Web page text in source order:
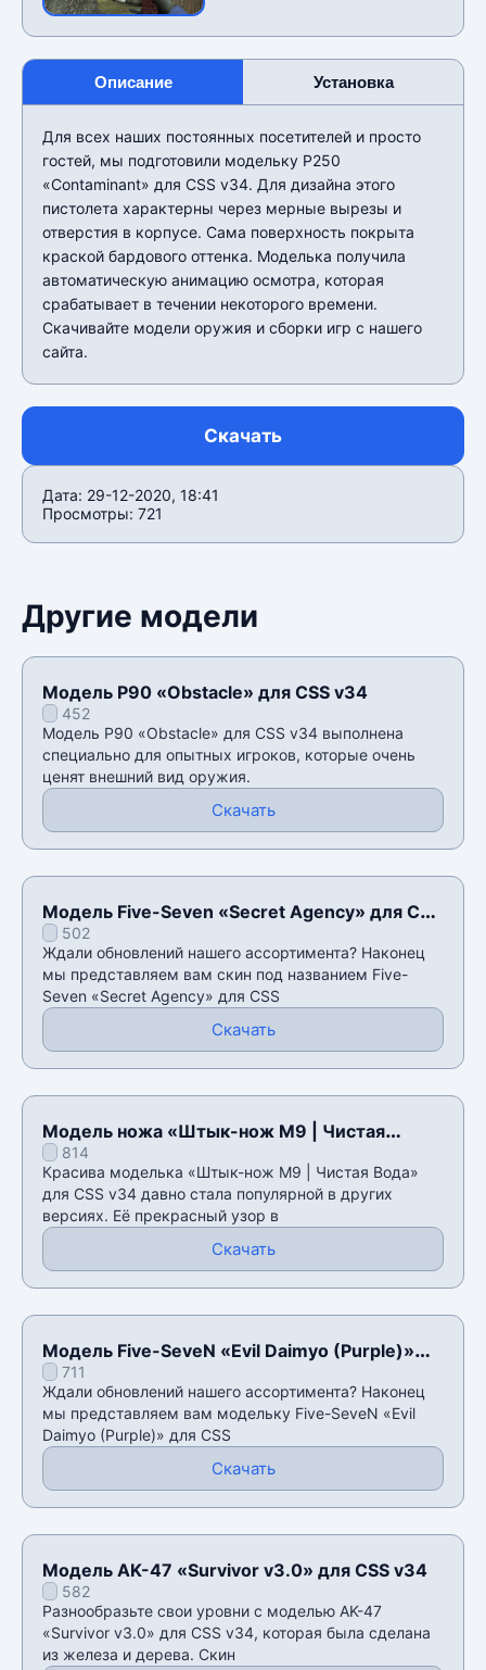
Описание Установка
Для всех наших постоянных посетителей и просто
гостей, мы подготовили модельку P250
«Contaminant» для CSS v34. Для дизайна этого
пистолета характерны через мерные вырезы и
отверстия в корпусе. Сама поверхность покрыта
краской бардового оттенка. Моделька получила
автоматическую анимацию осмотра, которая
срабатывает в течении некоторого времени.
Скачивайте модели оружия и сборки игр с нашего
сайта.
Скачать
Дата: 29-12-2020, 18:41
Просмотры: 721
Другие модели
Модель P90 «Obstacle» для CSS v34
452
Модель P90 «Obstacle» для CSS v34 выполнена
специально для опытных игроков, которые очень
ценят внешний вид оружия.
Скачать
Модель Five-Seven «Secret Agency» для CSS
v34502
Ждали обновлений нашего ассортимента? Наконец
мы представляем вам скин под названием Five-
Seven «Secret Agency» для CSS
Скачать
Модель ножа «Штык-нож M9 | Чистая
Вода» для CSS v34
814
Красива моделька «Штык-нож M9 | Чистая Вода»
для CSS v34 давно стала популярной в других
версиях. Её прекрасный узор в
Скачать
Модель Five-SeveN «Evil Daimyo (Purple)»
для CSS v34
711
Ждали обновлений нашего ассортимента? Наконец
мы представляем вам модельку Five-SeveN «Evil
Daimyo (Purple)» для CSS
Скачать
Модель AK-47 «Survivor v3.0» для CSS v34
582
Разнообразьте свои уровни с моделью AK-47
«Survivor v3.0» для CSS v34, которая была сделана
из железа и дерева. Скин